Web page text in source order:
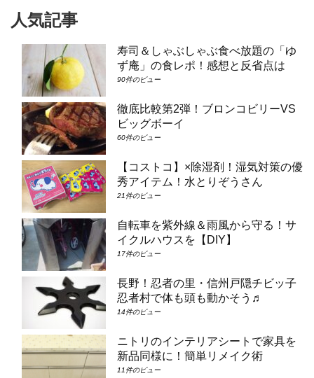
人気記事
寿司＆しゃぶしゃぶ食べ放題の「ゆ
ず庵」の食レポ！感想と反省点は
90件のビュー
徹底比較第2弾！ブロンコビリーVS
ビッグボーイ
60件のビュー
【コストコ】×除湿剤！湿気対策の優
秀アイテム！水とりぞうさん
21件のビュー
自転車を紫外線＆雨風から守る！サ
イクルハウスを【DIY】
17件のビュー
長野！忍者の里・信州戸隠チビッ子
忍者村で体も頭も動かそう♬
14件のビュー
ニトリのインテリアシートで家具を
新品同様に！簡単リメイク術
11件のビュー